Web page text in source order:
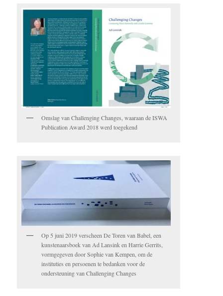
Omslag van Challenging Changes, waaraan de ISWA
Publication Award 2018 werd toegekend
Op 5 juni 2019 verscheen De Toren van Babel, een
kunstenaarsboek van Ad Lansink en Harrie Gerrits,
vormgegeven door Sophie van Kempen, om de
instituties en persoenen te bedanken voor de
ondersteuning van Challenging Changes